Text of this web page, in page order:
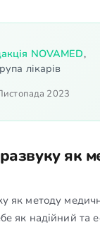
NOVAMED,
лікарів
2023
як
як методу
як надійний та